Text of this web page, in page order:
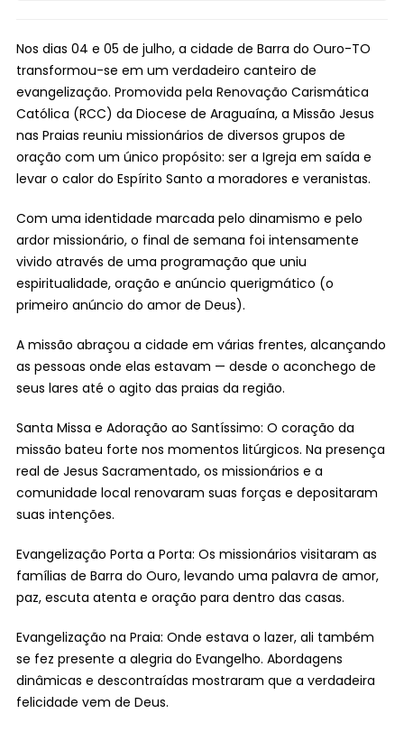
Nos dias 04 e 05 de julho, a cidade de Barra do Ouro-TO
transformou-se em um verdadeiro canteiro de
evangelização. Promovida pela Renovação Carismática
Católica (RCC) da Diocese de Araguaína, a Missão Jesus
nas Praias reuniu missionários de diversos grupos de
oração com um único propósito: ser a Igreja em saída e
levar o calor do Espírito Santo a moradores e veranistas.
Com uma identidade marcada pelo dinamismo e pelo
ardor missionário, o final de semana foi intensamente
vivido através de uma programação que uniu
espiritualidade, oração e anúncio querigmático (o
primeiro anúncio do amor de Deus).
A missão abraçou a cidade em várias frentes, alcançando
as pessoas onde elas estavam — desde o aconchego de
seus lares até o agito das praias da região.
Santa Missa e Adoração ao Santíssimo: O coração da
missão bateu forte nos momentos litúrgicos. Na presença
real de Jesus Sacramentado, os missionários e a
comunidade local renovaram suas forças e depositaram
suas intenções.
Evangelização Porta a Porta: Os missionários visitaram as
famílias de Barra do Ouro, levando uma palavra de amor,
paz, escuta atenta e oração para dentro das casas.
Evangelização na Praia: Onde estava o lazer, ali também
se fez presente a alegria do Evangelho. Abordagens
dinâmicas e descontraídas mostraram que a verdadeira
felicidade vem de Deus.